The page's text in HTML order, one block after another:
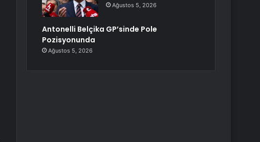
Ağustos 5, 2026
Antonelli Belçika GP’sinde Pole
Pozisyonunda
Ağustos 5, 2026